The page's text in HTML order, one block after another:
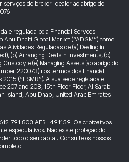
serviços de broker-dealer ao abrigo do
e regulada pela Financial Services
Abu Dhabi Global Market (“ADGM”) como
Atividades Reguladas de (a) Dealing in
(b) Arranging Deals in Investments, (c)
Custody e (e) Managing Assets (ao abrigo do
220073) nos termos dos Financial
(“FSMR”). A sua sede registada e
207 and 208, 15th Floor Floor, Al Sarab
Island, Abu Dhabi, United Arab Emirates
791 803 AFSL 491139. Os criptoativos
especulativos. Não existe proteção do
todo o seu capital. Consulte os nossos